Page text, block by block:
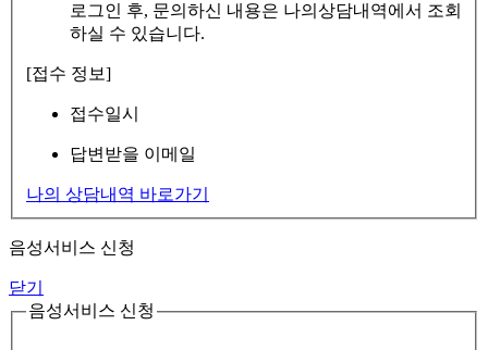
로그인 후, 문의하신 내용은 나의상담내역에서 조회
하실 수 있습니다.
[접수 정보]
접수일시
답변받을 이메일
나의 상담내역 바로가기
음성서비스 신청
닫기
음성서비스 신청